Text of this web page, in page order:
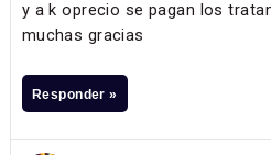
y a k oprecio se pagan los
muchas gracias
Responder »